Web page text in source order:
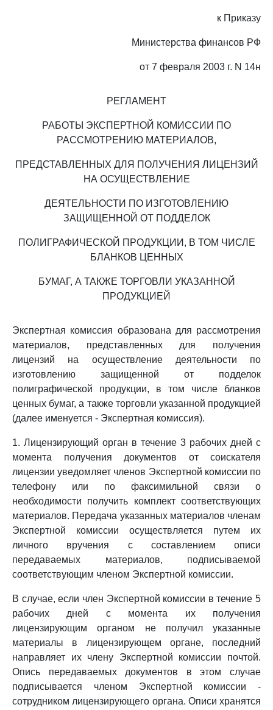
к Приказу
Министерства финансов РФ
от 7 февраля 2003 г. N 14н
РЕГЛАМЕНТ
РАБОТЫ ЭКСПЕРТНОЙ КОМИССИИ ПО
РАССМОТРЕНИЮ МАТЕРИАЛОВ,
ПРЕДСТАВЛЕННЫХ ДЛЯ ПОЛУЧЕНИЯ ЛИЦЕНЗИЙ
НА ОСУЩЕСТВЛЕНИЕ
ДЕЯТЕЛЬНОСТИ ПО ИЗГОТОВЛЕНИЮ
ЗАЩИЩЕННОЙ ОТ ПОДДЕЛОК
ПОЛИГРАФИЧЕСКОЙ ПРОДУКЦИИ, В ТОМ ЧИСЛЕ
БЛАНКОВ ЦЕННЫХ
БУМАГ, А ТАКЖЕ ТОРГОВЛИ УКАЗАННОЙ
ПРОДУКЦИЕЙ
Экспертная комиссия образована для рассмотрения
материалов, представленных для получения
лицензий на осуществление деятельности по
изготовлению защищенной от подделок
полиграфической продукции, в том числе бланков
ценных бумаг, а также торговли указанной продукцией
(далее именуется - Экспертная комиссия).
1. Лицензирующий орган в течение 3 рабочих дней с
момента получения документов от соискателя
лицензии уведомляет членов Экспертной комиссии по
телефону или по факсимильной связи о
необходимости получить комплект соответствующих
материалов. Передача указанных материалов членам
Экспертной комиссии осуществляется путем их
личного вручения с составлением описи
передаваемых материалов, подписываемой
соответствующим членом Экспертной комиссии.
В случае, если член Экспертной комиссии в течение 5
рабочих дней с момента их получения
лицензирующим органом не получил указанные
материалы в лицензирующем органе, последний
направляет их члену Экспертной комиссии почтой.
Опись передаваемых документов в этом случае
подписывается членом Экспертной комиссии -
сотрудником лицензирующего органа. Описи хранятся